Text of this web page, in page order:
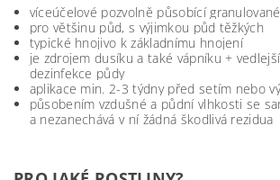
víceúčelové pozvolně působící
pro většinu půd, s výjimkou půd těžkých
typické hnojivo k základnímu hnojení
je zdrojem dusíku a také vápníku +
dezinfekce půdy
aplikace min. 2-3 týdny před setím nebo
působením vzdušné a půdní vlhkosti se
a nezanechává v ní žádná škodlivá rezidua